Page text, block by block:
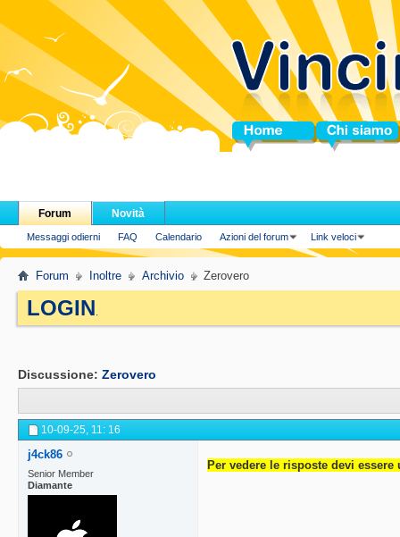
Home Chi siamo
Forum
Messaggi odierni FAQ Calendario Azioni del forum Link veloci
Novità
Forum Inoltre Archivio Zerovero
LOGIN.
Discussione: Zerovero
10-09-25, 11: 16
j4ck86
Senior Member
Diamante
Per vedere le risposte devi